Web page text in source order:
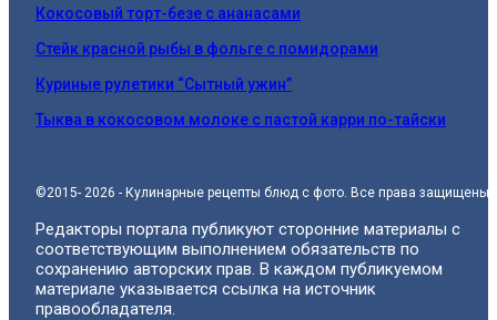
Кокосовый торт-безе с ананасами
Стейк красной рыбы в фольге с помидорами
Куриные рулетики “Сытный ужин”
Тыква в кокосовом молоке с пастой карри по-тайски
©2015- 2026 - Кулинарные рецепты блюд с фото. Все права защищены.
Редакторы портала публикуют сторонние материалы с
соответствующим выполнением обязательств по
сохранению авторских прав. В каждом публикуемом
материале указывается ссылка на источник
правообладателя.